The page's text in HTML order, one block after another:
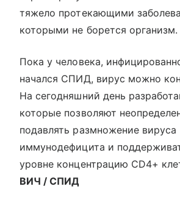
тяжело протекающими
которыми не борется организм.
Пока у человека,
начался СПИД, вирус можно
На сегодняшний день
которые позволяют
подавлять размножение вируса
иммунодефицита и
уровне концентрацию CD4+
ВИЧ / СПИД